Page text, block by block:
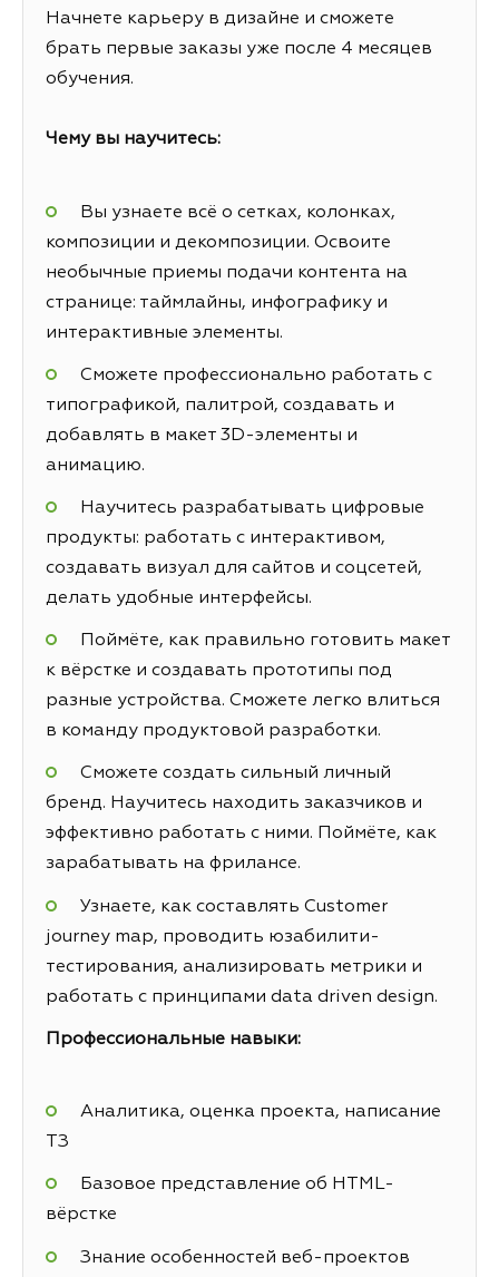
Начнете карьеру в дизайне и сможете
брать первые заказы уже после 4 месяцев
обучения.
Чему вы научитесь:
Вы узнаете всё о сетках, колонках,
композиции и декомпозиции. Освоите
необычные приемы подачи контента на
странице: таймлайны, инфографику и
интерактивные элементы.
Сможете профессионально работать с
типографикой, палитрой, создавать и
добавлять в макет 3D-элементы и
анимацию.
Научитесь разрабатывать цифровые
продукты: работать с интерактивом,
создавать визуал для сайтов и соцсетей,
делать удобные интерфейсы.
Поймёте, как правильно готовить макет
к вёрстке и создавать прототипы под
разные устройства. Сможете легко влиться
в команду продуктовой разработки.
Сможете создать сильный личный
бренд. Научитесь находить заказчиков и
эффективно работать с ними. Поймёте, как
зарабатывать на фрилансе.
Узнаете, как составлять Customer
journey map, проводить юзабилити-
тестирования, анализировать метрики и
работать с принципами data driven design.
Профессиональные навыки:
Аналитика, оценка проекта, написание
ТЗ
Базовое представление об HTML-
вёрстке
Знание особенностей веб-проектов